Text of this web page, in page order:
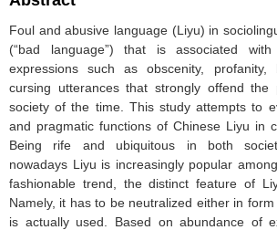
Foul and abusive language (Liyu) in
(“bad language”) that is associated
expressions such as obscenity, profanity,
cursing utterances that strongly offend the
society of the time. This study attempts to
and pragmatic functions of Chinese Liyu in
Being rife and ubiquitous in both
nowadays Liyu is increasingly popular
fashionable trend, the distinct feature of
Namely, it has to be neutralized either in
is actually used. Based on abundance of